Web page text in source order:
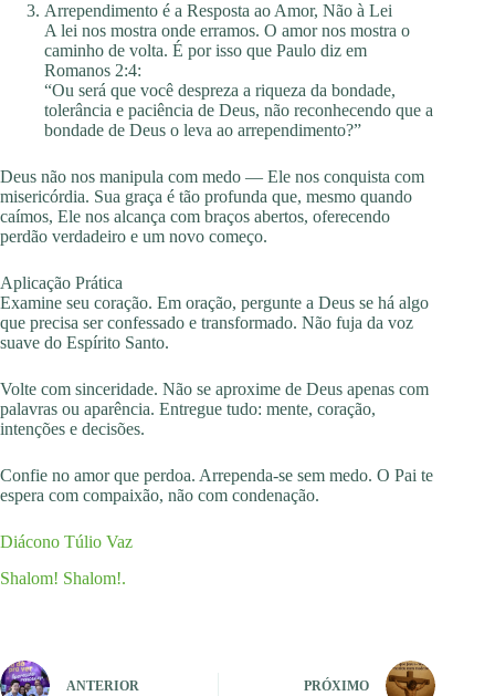
Arrependimento é a Resposta ao Amor, Não à Lei
A lei nos mostra onde erramos. O amor nos mostra o
caminho de volta. É por isso que Paulo diz em
Romanos 2:4:
“Ou será que você despreza a riqueza da bondade,
tolerância e paciência de Deus, não reconhecendo que a
bondade de Deus o leva ao arrependimento?”
Deus não nos manipula com medo — Ele nos conquista com
misericórdia. Sua graça é tão profunda que, mesmo quando
caímos, Ele nos alcança com braços abertos, oferecendo
perdão verdadeiro e um novo começo.
Aplicação Prática
Examine seu coração. Em oração, pergunte a Deus se há algo
que precisa ser confessado e transformado. Não fuja da voz
suave do Espírito Santo.
Volte com sinceridade. Não se aproxime de Deus apenas com
palavras ou aparência. Entregue tudo: mente, coração,
intenções e decisões.
Confie no amor que perdoa. Arrependa-se sem medo. O Pai te
espera com compaixão, não com condenação.
Diácono Túlio Vaz
Shalom! Shalom!.
ANTERIOR PRÓXIMO